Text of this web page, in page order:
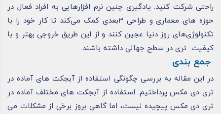
راحتی شرکت کنید. یادگیری چنین نرم‌ افزار‌هایی به افراد فعال در
حوزه‌ های معماری و طراحی 3بعدی کمک می‌کند تا کار خود را با
تکنولوژی‌های روز دنیا عجین کنند و از این طریق خروجی بهتر و با
کیفیت‌ تری در سطح جهانی داشته باشند.
جمع‌ بندی
در این مقاله به بررسی چگونگی استفاده از آبجکت های آماده در
تری دی مکس پرداختیم. استفاده از آبجکت‌ های مختلف آماده در
تری دی مکس پیچیده نیست، اما گاهی بروز برخی از مشکلات می‌